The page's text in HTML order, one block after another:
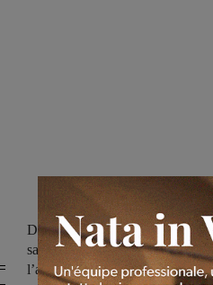
Dopo le ultime lamentele sui
sangiovannesi nel pomeriggio
l’amministrazione comunale, i